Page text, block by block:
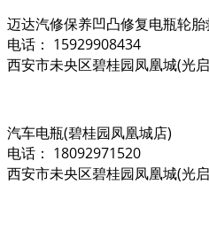
迈达汽修保养凹凸修复电瓶轮
电话： 15929908434
西安市未央区碧桂园凤凰城(光
汽车电瓶(碧桂园凤凰城店)
电话： 18092971520
西安市未央区碧桂园凤凰城(光